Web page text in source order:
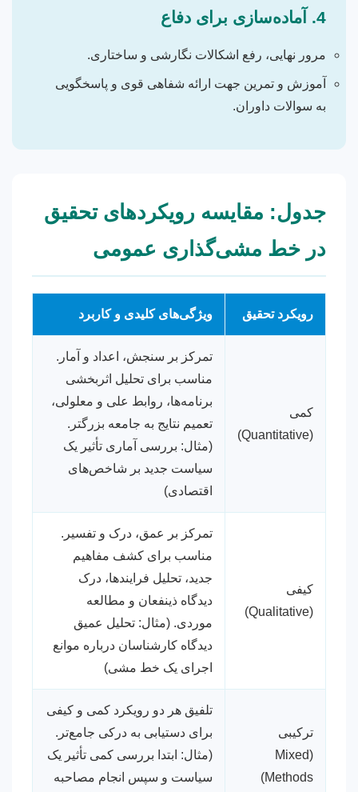
4. آماده‌سازی برای دفاع
مرور نهایی، رفع اشکالات نگارشی و ساختاری.
آموزش و تمرین جهت ارائه شفاهی قوی و پاسخگویی
به سوالات داوران.
جدول: مقایسه رویکردهای تحقیق
در خط مشی‌گذاری عمومی
رویکرد تحقیق ویژگی‌های کلیدی و کاربرد
کمی
(Quantitative)
تمرکز بر سنجش، اعداد و آمار.
مناسب برای تحلیل اثربخشی
برنامه‌ها، روابط علی و معلولی،
تعمیم نتایج به جامعه بزرگتر.
(مثال: بررسی آماری تأثیر یک
سیاست جدید بر شاخص‌های
اقتصادی)
کیفی
(Qualitative)
تمرکز بر عمق، درک و تفسیر.
مناسب برای کشف مفاهیم
جدید، تحلیل فرایندها، درک
دیدگاه ذینفعان و مطالعه
موردی. (مثال: تحلیل عمیق
دیدگاه کارشناسان درباره موانع
اجرای یک خط مشی)
ترکیبی
(Mixed
Methods)
تلفیق هر دو رویکرد کمی و کیفی
برای دستیابی به درکی جامع‌تر.
(مثال: ابتدا بررسی کمی تأثیر یک
سیاست و سپس انجام مصاحبه